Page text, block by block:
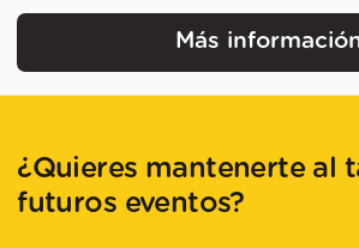
Más
¿Quieres mantenerte al
futuros eventos?